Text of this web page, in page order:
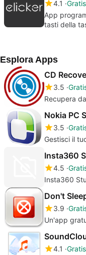
4.1 Gratis
App
tasti della
Esplora Apps
CD
3.5
Recupera
Nokia PC
3.5
Gestisci il
Insta360
4.5
Insta360
Don't
3.9
Un'app
4.1 Gratis